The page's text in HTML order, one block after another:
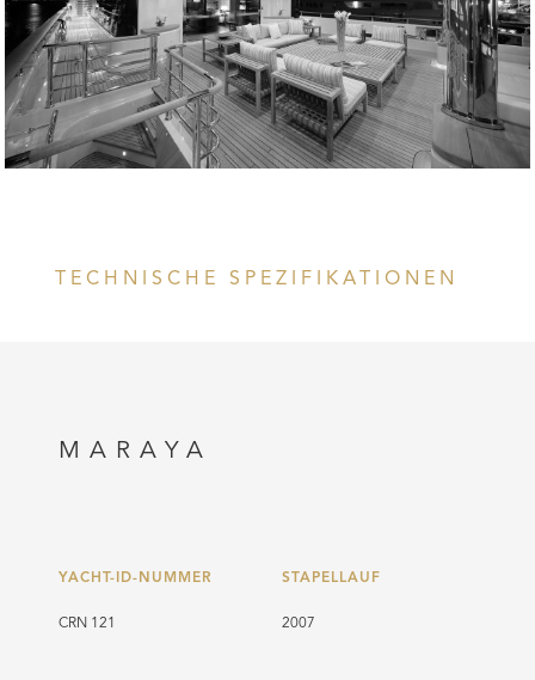
TECHNISCHE SPEZIFIKATIONEN
MARAYA
YACHT-ID-NUMMER
CRN 121
STAPELLAUF
2007